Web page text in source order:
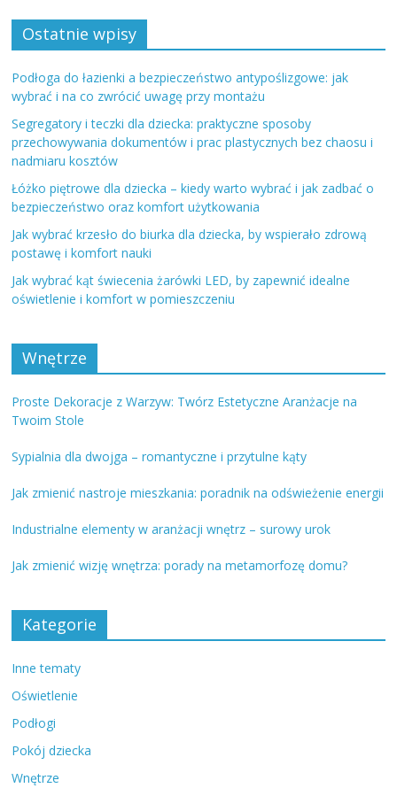
Ostatnie wpisy
Podłoga do łazienki a bezpieczeństwo antypoślizgowe: jak
wybrać i na co zwrócić uwagę przy montażu
Segregatory i teczki dla dziecka: praktyczne sposoby
przechowywania dokumentów i prac plastycznych bez chaosu i
nadmiaru kosztów
Łóżko piętrowe dla dziecka – kiedy warto wybrać i jak zadbać o
bezpieczeństwo oraz komfort użytkowania
Jak wybrać krzesło do biurka dla dziecka, by wspierało zdrową
postawę i komfort nauki
Jak wybrać kąt świecenia żarówki LED, by zapewnić idealne
oświetlenie i komfort w pomieszczeniu
Wnętrze
Proste Dekoracje z Warzyw: Twórz Estetyczne Aranżacje na
Twoim Stole
Sypialnia dla dwojga – romantyczne i przytulne kąty
Jak zmienić nastroje mieszkania: poradnik na odświeżenie energii
Industrialne elementy w aranżacji wnętrz – surowy urok
Jak zmienić wizję wnętrza: porady na metamorfozę domu?
Kategorie
Inne tematy
Oświetlenie
Podłogi
Pokój dziecka
Wnętrze